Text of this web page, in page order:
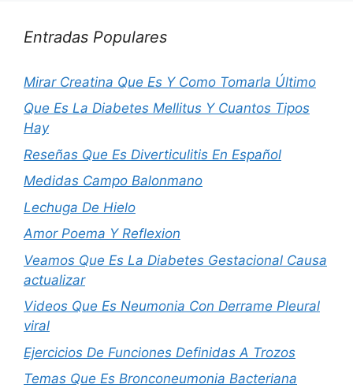
Entradas Populares
Mirar Creatina Que Es Y Como Tomarla Último
Que Es La Diabetes Mellitus Y Cuantos Tipos
Hay
Reseñas Que Es Diverticulitis En Español
Medidas Campo Balonmano
Lechuga De Hielo
Amor Poema Y Reflexion
Veamos Que Es La Diabetes Gestacional Causa
actualizar
Videos Que Es Neumonia Con Derrame Pleural
viral
Ejercicios De Funciones Definidas A Trozos
Temas Que Es Bronconeumonia Bacteriana